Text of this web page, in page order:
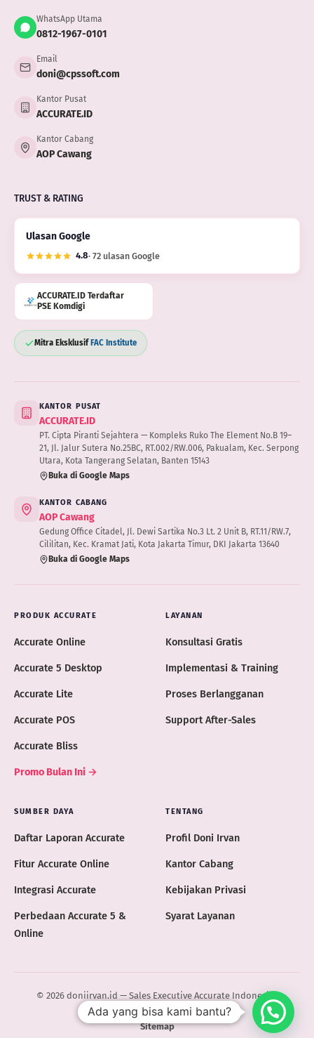
WhatsApp Utama
0812-1967-0101
Email
doni@cpssoft.com
Kantor Pusat
ACCURATE.ID
Kantor Cabang
AOP Cawang
TRUST & RATING
Ulasan Google
4.8· 72 ulasan Google
ACCURATE.ID Terdaftar
PSE Komdigi
Mitra Eksklusif FAC Institute
KANTOR PUSAT
ACCURATE.ID
PT. Cipta Piranti Sejahtera — Kompleks Ruko The Element No.B 19–
21, Jl. Jalur Sutera No.25BC, RT.002/RW.006, Pakualam, Kec. Serpong
Utara, Kota Tangerang Selatan, Banten 15143
Buka di Google Maps
KANTOR CABANG
AOP Cawang
Gedung Office Citadel, Jl. Dewi Sartika No.3 Lt. 2 Unit B, RT.11/RW.7,
Cililitan, Kec. Kramat Jati, Kota Jakarta Timur, DKI Jakarta 13640
Buka di Google Maps
PRODUK ACCURATE
Accurate Online
Accurate 5 Desktop
Accurate Lite
Accurate POS
Accurate Bliss
Promo Bulan Ini →
LAYANAN
Konsultasi Gratis
Implementasi & Training
Proses Berlangganan
Support After-Sales
SUMBER DAYA
Daftar Laporan Accurate
Fitur Accurate Online
Integrasi Accurate
Perbedaan Accurate 5 &
Online
TENTANG
Profil Doni Irvan
Kantor Cabang
Kebijakan Privasi
Syarat Layanan
© 2026 doniirvan.id — Sales Executive Accurate Indonesia ·
ACCURATE.ID
Sitemap
Ada yang bisa kami bantu?